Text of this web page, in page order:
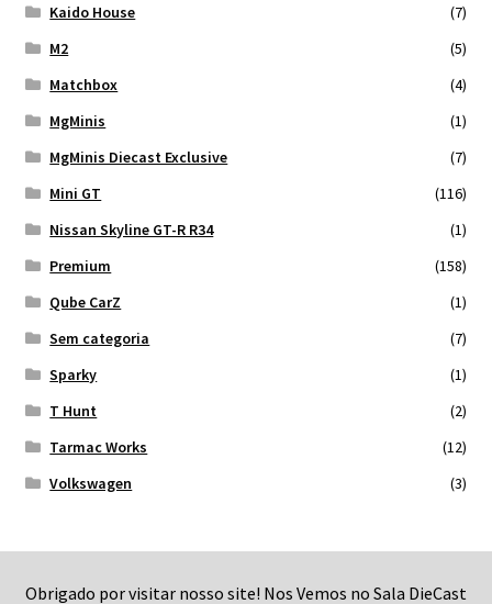
Kaido House
(7)
M2
(5)
Matchbox
(4)
MgMinis
(1)
MgMinis Diecast Exclusive
(7)
Mini GT
(116)
Nissan Skyline GT-R R34
(1)
Premium
(158)
Qube CarZ
(1)
Sem categoria
(7)
Sparky
(1)
T Hunt
(2)
Tarmac Works
(12)
Volkswagen
(3)
Obrigado por visitar nosso site! Nos Vemos no Sala DieCast